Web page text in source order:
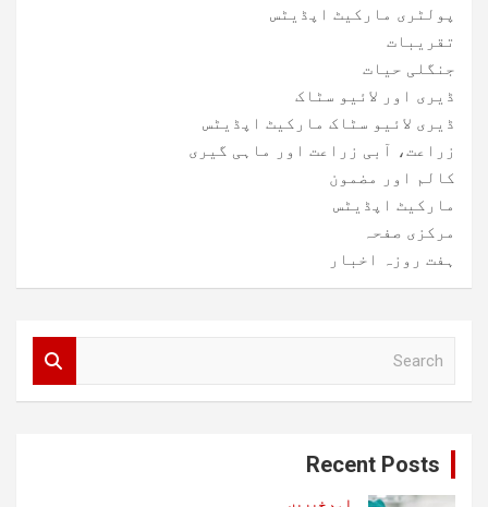
پولٹری مارکیٹ اپڈیٹس
تقریبات
جنگلی حیات
ڈیری اور لائیو سٹاک
ڈیری لائیو سٹاک مارکیٹ اپڈیٹس
زراعت، آبی زراعت اور ماہی گیری
کالم اور مضمون
مارکیٹ اپڈیٹس
مرکزی صفحہ
ہفت روزہ اخبار
Recent Posts
اہم خبریں